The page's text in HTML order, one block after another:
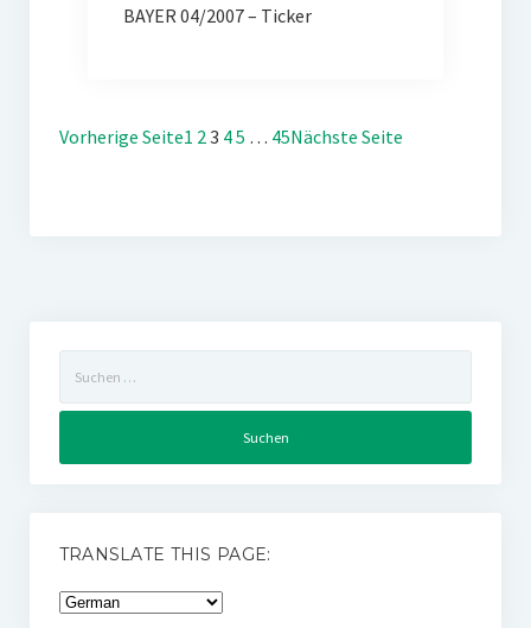
BAYER 04/2007 – Ticker
Vorherige Seite1 23 45 … 45Nächste Seite
nach:
TRANSLATE THIS PAGE: